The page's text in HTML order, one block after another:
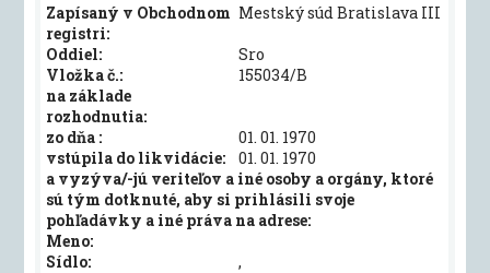
Zapísaný v Obchodnom
registri:
Mestský súd Bratislava III
Oddiel:
Sro
Vložka č.:
155034/B
na základe
rozhodnutia:
zo dňa :
01. 01. 1970
vstúpila do likvidácie:
01. 01. 1970
a vyzýva/-jú veriteľov a iné osoby a orgány, ktoré
sú tým dotknuté, aby si prihlásili svoje
pohľadávky a iné práva na adrese:
Meno:
Sídlo:
,